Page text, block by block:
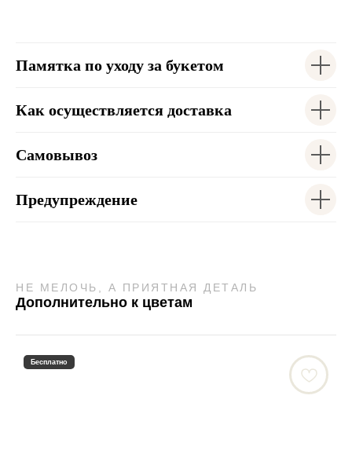
Памятка по уходу за букетом
Как осуществляется доставка
Самовывоз
Предупреждение
НЕ МЕЛОЧЬ, А ПРИЯТНАЯ ДЕТАЛЬ
Дополнительно к цветам
Бесплатно